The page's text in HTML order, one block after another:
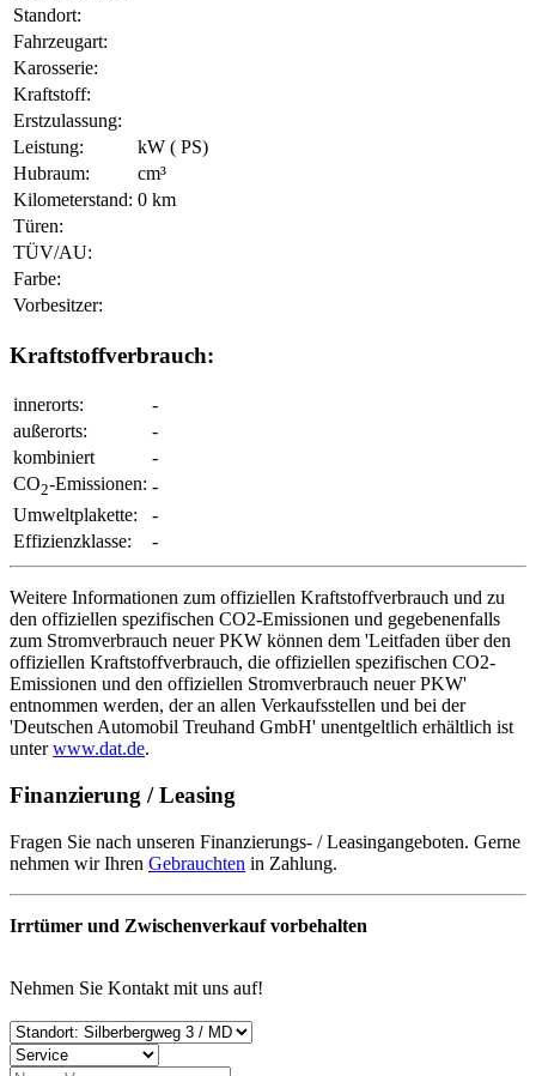
Standort:
Fahrzeugart:
Karosserie:
Kraftstoff:
Erstzulassung:
Leistung:
kW ( PS)
Hubraum:
cm³
Kilometerstand: 0 km
Türen:
TÜV/AU:
Farbe:
Vorbesitzer:
Kraftstoffverbrauch:
innerorts:
-
außerorts:
-
kombiniert
-
CO2-Emissionen: -
Umweltplakette:
-
Effizienzklasse:
-
Weitere Informationen zum offiziellen Kraftstoffverbrauch und zu
den offiziellen spezifischen CO2-Emissionen und gegebenenfalls
zum Stromverbrauch neuer PKW können dem 'Leitfaden über den
offiziellen Kraftstoffverbrauch, die offiziellen spezifischen CO2-
Emissionen und den offiziellen Stromverbrauch neuer PKW'
entnommen werden, der an allen Verkaufsstellen und bei der
'Deutschen Automobil Treuhand GmbH' unentgeltlich erhältlich ist
unterwww.dat.de.
Finanzierung / Leasing
Fragen Sie nach unseren Finanzierungs- / Leasingangeboten. Gerne
nehmen wir Ihren Gebrauchten in Zahlung.
Irrtümer und Zwischenverkauf vorbehalten
Nehmen Sie Kontakt mit uns auf!